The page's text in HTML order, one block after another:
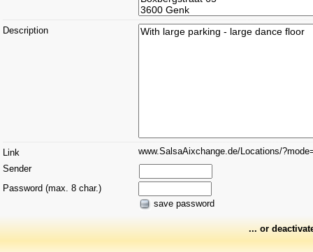
Description
Link
www.SalsaAixchange.de/Locations/
Sender
Password (max. 8 char.)
save password
... or